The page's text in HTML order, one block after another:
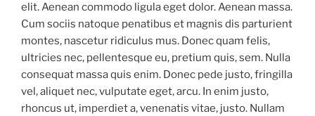
elit. Aenean commodo ligula eget dolor. Aenean massa.
Cum sociis natoque penatibus et magnis dis parturient
montes, nascetur ridiculus mus. Donec quam felis,
ultricies nec, pellentesque eu, pretium quis, sem. Nulla
consequat massa quis enim. Donec pede justo, fringilla
vel, aliquet nec, vulputate eget, arcu. In enim justo,
rhoncus ut, imperdiet a, venenatis vitae, justo. Nullam